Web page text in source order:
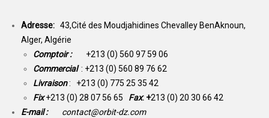
Adresse: 43,Cité des Moudjahidines Chevalley BenAknoun,
Alger, Algérie
Comptoir : +213 (0) 560 97 59 06
Commercial : +213 (0) 560 89 76 62
Livraison: +213 (0) 775 25 35 42
Fix +213 (0) 28 07 56 65 Fax: +213 (0) 20 30 66 42
E-mail :
contact@orbit-dz.com